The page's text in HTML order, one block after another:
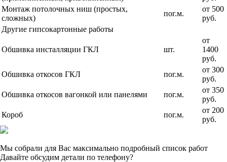
Монтаж потолочных ниш (простых,
сложных)
пог.м.
от 500
руб.
Другие гипсокартонные работы
Обшивка инсталляции ГКЛ шт.
от
1400
руб.
Обшивка откосов ГКЛ
пог.м.
от 300
руб.
Обшивка откосов вагонкой или панелями
пог.м.
от 350
руб.
Короб
пог.м.
от 200
руб.
Мы собрали для Вас максимально подробный список работ
Давайте обсудим детали по телефону?